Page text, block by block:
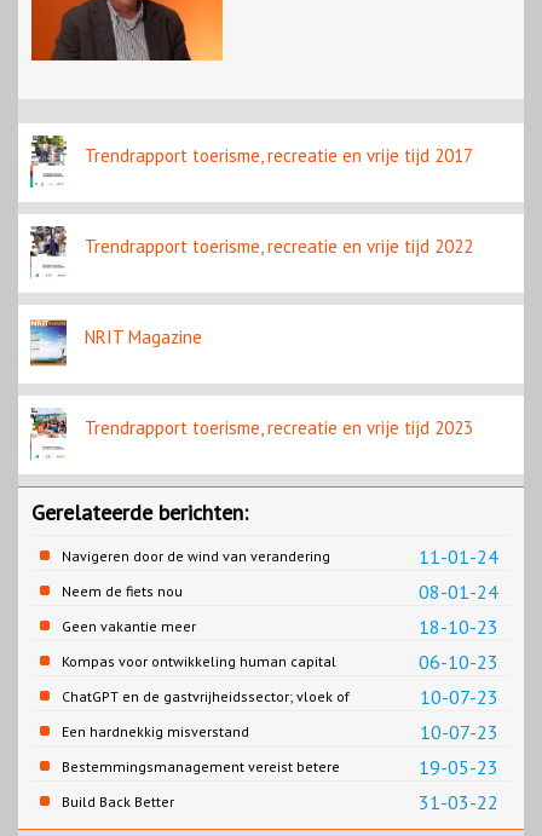
Trendrapport toerisme, recreatie en vrije tijd 2017
Trendrapport toerisme, recreatie en vrije tijd 2022
NRIT Magazine
Trendrapport toerisme, recreatie en vrije tijd 2023
Gerelateerde berichten:
11-01-24
Navigeren door de wind van verandering
08-01-24
Neem de fiets nou
18-10-23
Geen vakantie meer
06-10-23
Kompas voor ontwikkeling human capital
10-07-23
ChatGPT en de gastvrijheidssector; vloek of
zegen?
10-07-23
Een hardnekkig misverstand
19-05-23
Bestemmingsmanagement vereist betere
verankering van recreatie en toerisme in het
bestuurlijk instrumentarium
31-03-22
Build Back Better